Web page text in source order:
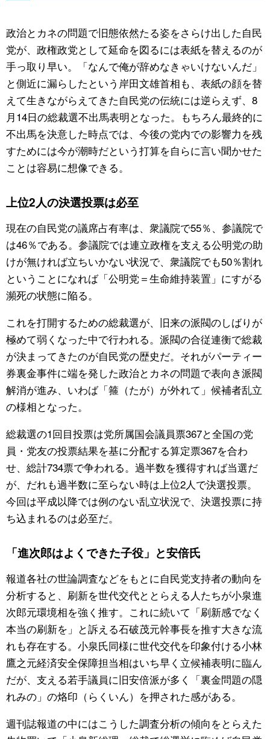
政治とカネの問題で旧態依然たる姿をさらけ出した自民
党が、政権政党として延命を図るには表紙を替えるのが
手っ取り早い。「なんで俺が辞めなきゃいけないんだ」
と側近に漏らしたという岸田文雄首相も、表紙の顔を替
えて生きながらえてきた自民党の伝統には逆らえず、8
月14日の総裁選不出馬表明となった。もちろん最終的に
不出馬を決意した時点では、今後の党内での影響力を残
すためには今が潮時だという打算を自らに言い聞かせた
ことは容易に想像できる。
上位2人の決選投票は必至
現在の自民党の議席占有率は、衆議院で55％、参議院で
は46％である。参議院では連立政権を支える公明党の助
けが無ければ立ちいかない状況で、衆議院でも50％割れ
ということになれば「公明党＝生命維持装置」にすがる
瀕死の状態に陥る。
これを打開するための総裁選が、旧来の派閥のしばりが
極めて弱くなった中で行われる。派閥の合従連衡で総裁
が決まってきたのが自民党の歴史だ。それがパーティー
券裏金事件に端を発した政治とカネの問題で表向き派閥
解消が進み、いわば「箍（たが）が外れて」候補者乱立
の様相となった。
総裁選の1回目投票は党所属国会議員票367と全国の党
員・党友の投票結果を基に分配する算定票367を合わ
せ、総計734票で争われる。過半数を獲得すれば当選だ
が、だれも過半数に至らない時は上位2人で決選投票。
今回は平成以降では例のない乱立状況で、決選投票に持
ち込まれるのは必至だ。
「進次郎はよくできた子役」と安倍氏
報道各社の世論調査などをもとに自民党支持者の動向を
分析すると、刷新を世代交代ととらえる人たちが小泉進
次郎元環境相を強く推す。これに続いて「刷新感でなく
本当の刷新を」と訴える石破茂元幹事長を推す大きな流
れも存在する。小泉氏同様に世代交代を印象付ける小林
鷹之元経済安全保障担当相はいち早く立候補表明に臨ん
だが、支える若手議員に旧安倍派が多く「裏金問題の隠
れみの」の烙印（らくいん）を押された感がある。
週刊誌報道の中にはこうした調査分析の傾向をとらえた